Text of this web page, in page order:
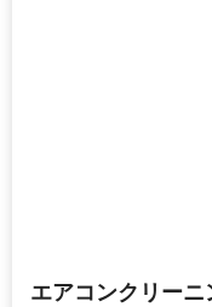
エアコンクリーニ